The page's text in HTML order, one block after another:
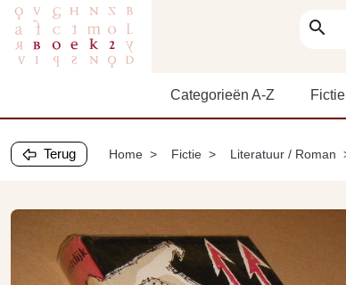
search
Categorieën A-Z Fictie
Terug Home Fictie Literatuur / Roman